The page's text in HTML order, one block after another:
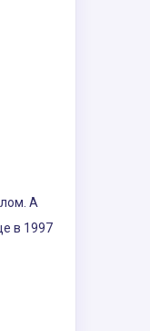
А
в 1997